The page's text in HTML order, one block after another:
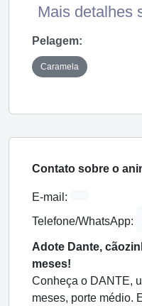
Mais detalhes
Pelagem:
Caramela
Contato sobre o
E-mail:
Telefone/WhatsApp:
Adote Dante,
meses!
Conheça o DANTE,
meses, porte médio.